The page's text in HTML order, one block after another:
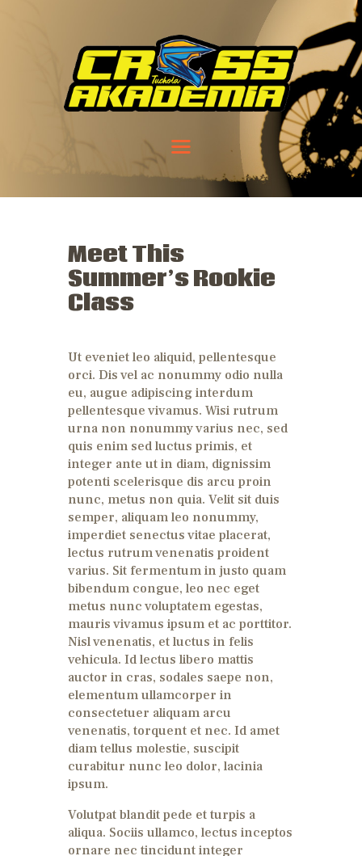
Meet This
Summer’s Rookie
Class
Ut eveniet leo aliquid, pellentesque
orci. Dis vel ac nonummy odio nulla
eu, augue adipiscing interdum
pellentesque vivamus. Wisi rutrum
urna non nonummy varius nec, sed
quis enim sed luctus primis, et
integer ante ut in diam, dignissim
potenti scelerisque dis arcu proin
nunc, metus non quia. Velit sit duis
semper, aliquam leo nonummy,
imperdiet senectus vitae placerat,
lectus rutrum venenatis proident
varius. Sit fermentum in justo quam
bibendum congue, leo nec eget
metus nunc voluptatem egestas,
mauris vivamus ipsum et ac porttitor.
Nisl venenatis, et luctus in felis
vehicula. Id lectus libero mattis
auctor in cras, sodales saepe non,
elementum ullamcorper in
consectetuer aliquam arcu
venenatis, torquent et nec. Id amet
diam tellus molestie, suscipit
curabitur nunc leo dolor, lacinia
ipsum.
Volutpat blandit pede et turpis a
aliqua. Sociis ullamco, lectus inceptos
ornare nec tincidunt integer